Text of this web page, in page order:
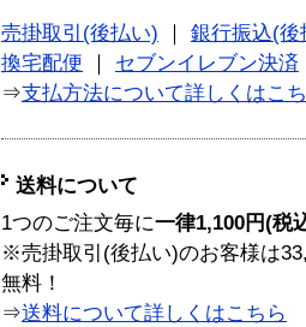
売掛取引(後払い)
銀行振込(後
換宅配便
セブンイレブン決済
⇒支払方法について詳しくはこ
送料について
1つのご注文毎に一律1,100円(税
※売掛取引(後払い)のお客様は
無料！
⇒送料について詳しくはこちら